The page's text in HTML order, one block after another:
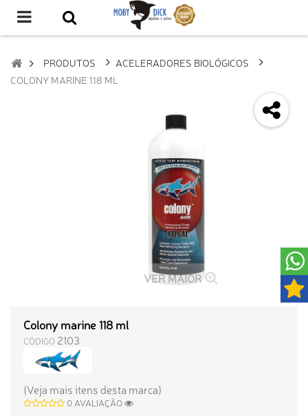
PRODUTOS
ACELERADORES BIOLÓGICOS
COLONY MARINE 118 ML
VER MAIOR
Colony marine 118 ml
CÓDIGO 2103
(Veja mais itens desta marca)
0 AVALIAÇÃO